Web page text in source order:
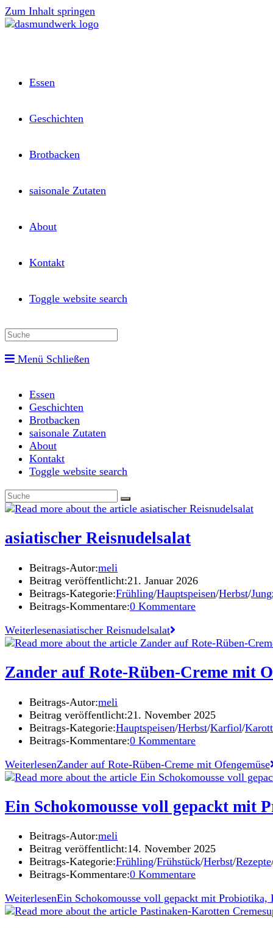
Zum Inhalt springen
Essen
Geschichten
Brotbacken
saisonale Zutaten
About
Kontakt
Toggle website search
Menü Schließen
Essen
Geschichten
Brotbacken
saisonale Zutaten
About
Kontakt
Toggle website search
asiatischer Reisnudelsalat
Beitrags-Autor:meli
Beitrag veröffentlicht:21. Januar 2026
Beitrags-Kategorie:Frühling/Hauptspeisen/Herbst/
Beitrags-Kommentare:0 Kommentare
Weiterlesenasiatischer Reisnudelsalat
Zander auf Rote-Rüben-Creme mit
Beitrags-Autor:meli
Beitrag veröffentlicht:21. November 2025
Beitrags-Kategorie:Hauptspeisen/Herbst/Karfiol/
Beitrags-Kommentare:0 Kommentare
WeiterlesenZander auf Rote-Rüben-Creme mit Ofengemüse
Ein Schokomousse voll gepackt mit
Beitrags-Autor:meli
Beitrag veröffentlicht:14. November 2025
Beitrags-Kategorie:Frühling/Frühstück/Herbst/Rezepte
Beitrags-Kommentare:0 Kommentare
WeiterlesenEin Schokomousse voll gepackt mit